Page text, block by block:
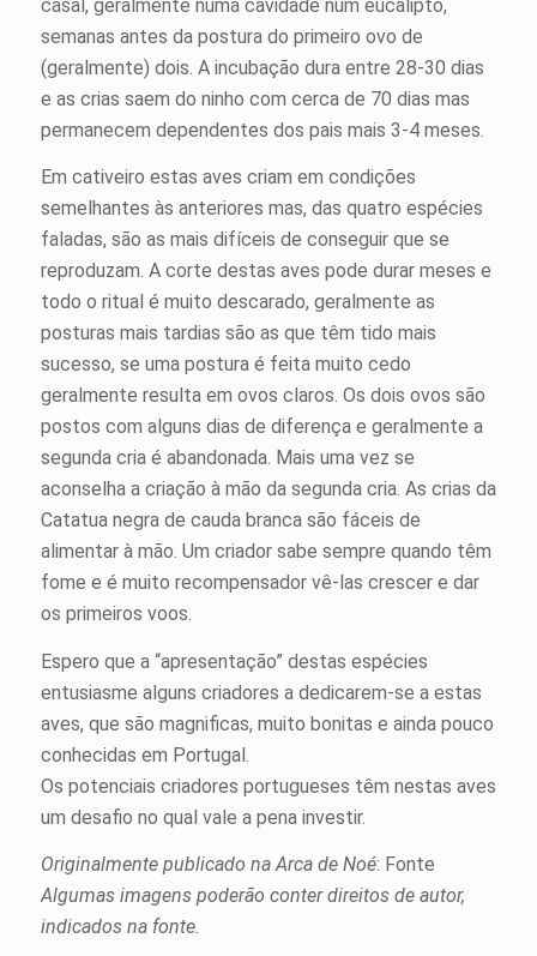
casal, geralmente numa cavidade num eucalipto,
semanas antes da postura do primeiro ovo de
(geralmente) dois. A incubação dura entre 28-30 dias
e as crias saem do ninho com cerca de 70 dias mas
permanecem dependentes dos pais mais 3-4 meses.
Em cativeiro estas aves criam em condições
semelhantes às anteriores mas, das quatro espécies
faladas, são as mais difíceis de conseguir que se
reproduzam. A corte destas aves pode durar meses e
todo o ritual é muito descarado, geralmente as
posturas mais tardias são as que têm tido mais
sucesso, se uma postura é feita muito cedo
geralmente resulta em ovos claros. Os dois ovos são
postos com alguns dias de diferença e geralmente a
segunda cria é abandonada. Mais uma vez se
aconselha a criação à mão da segunda cria. As crias da
Catatua negra de cauda branca são fáceis de
alimentar à mão. Um criador sabe sempre quando têm
fome e é muito recompensador vê-las crescer e dar
os primeiros voos.
Espero que a “apresentação” destas espécies
entusiasme alguns criadores a dedicarem-se a estas
aves, que são magnificas, muito bonitas e ainda pouco
conhecidas em Portugal.
Os potenciais criadores portugueses têm nestas aves
um desafio no qual vale a pena investir.
Originalmente publicado na Arca de Noé: Fonte
Algumas imagens poderão conter direitos de autor,
indicados na fonte.